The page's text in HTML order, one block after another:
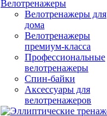
Велотренажеры
Велотренажеры для
дома
Велотренажеры
премиум-класса
Профессиональные
велотренажеры
Спин-байки
Аксессуары для
велотренажеров